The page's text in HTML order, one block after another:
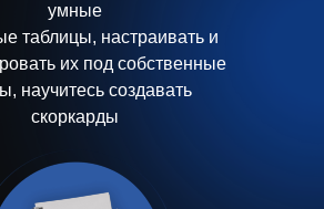
умные
таблицы, настраивать и
их под собственные
научитесь создавать
скоркарды